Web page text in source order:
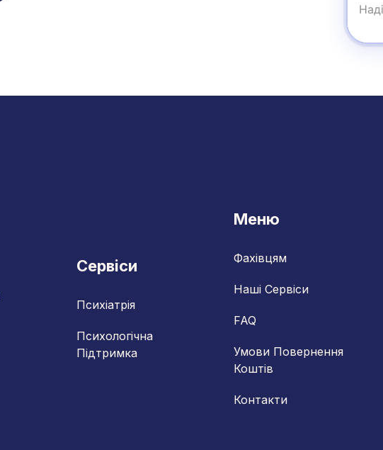
Сервіси
Психіатрія
Психологічна
Підтримка
Меню
Фахівцям
Наші Сервіси
FAQ
Умови Повернення
Коштів
Контакти